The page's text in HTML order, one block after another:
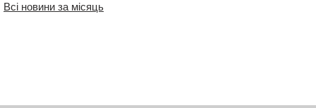
Всі новини за місяць